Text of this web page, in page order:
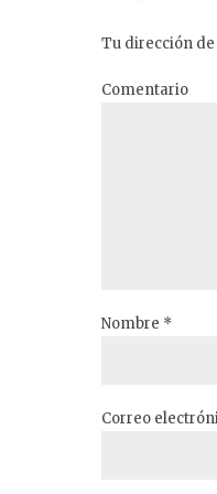
Tu dirección
Comentario
Nombre *
Correo